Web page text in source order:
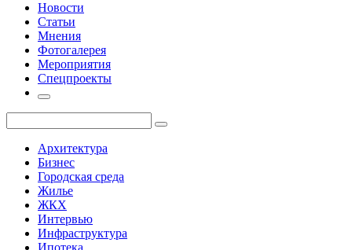
Новости
Статьи
Мнения
Фотогалерея
Мероприятия
Спецпроекты
Архитектура
Бизнес
Городская среда
Жилье
ЖКХ
Интервью
Инфраструктура
Ипотека